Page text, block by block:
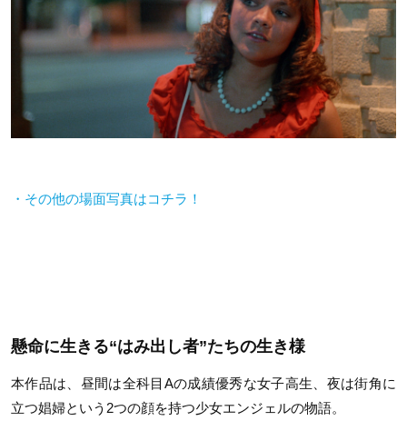
・その他の場面写真はコチラ！
懸命に生きる“はみ出し者”たちの生き様
本作品は、昼間は全科目Aの成績優秀な女子高生、夜は街角に
立つ娼婦という2つの顔を持つ少女エンジェルの物語。